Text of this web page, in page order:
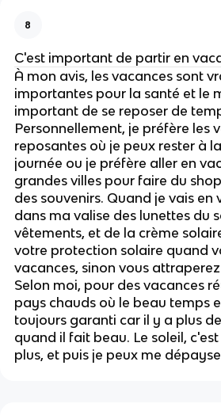
8
C'est important de partir en
À mon avis, les vacances sont
importantes pour la santé et le
important de se reposer de
Personnellement, je préfère les
reposantes où je peux rester à
journée ou je préfère aller en
grandes villes pour faire du
des souvenirs. Quand je vais en
dans ma valise des lunettes du
vêtements, et de la crème
votre protection solaire quand
vacances, sinon vous
Selon moi, pour des vacances
pays chauds où le beau temps
toujours garanti car il y a plus
quand il fait beau. Le soleil,
plus, et puis je peux me